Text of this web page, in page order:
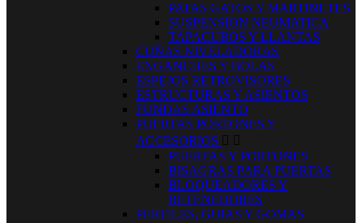
PATAS GATOS Y MARTINETES
SUSPENSION NEUMATICA
TAPACUBOS Y LLANTAS
CUÑAS NIVELADORAS
ENGANCHES Y BOLAS
ESPEJOS RETROVISORES
ESTRUCTURAS Y ASIENTOS
FUNDAS ASIENTO
PUERTAS PORTONES Y
ACCESORIOS  
PUERTAS Y PORTONES
BISAGRAS PARA PUERTAS
BLOQUEADORES Y
RETENEDORES
PERFILES, GUIAS Y GOMAS